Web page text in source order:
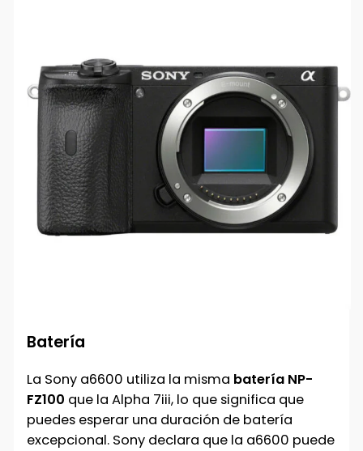
Batería
La Sony a6600 utiliza la misma batería NP-
FZ100 que la Alpha 7iii, lo que significa que
puedes esperar una duración de batería
excepcional. Sony declara que la a6600 puede